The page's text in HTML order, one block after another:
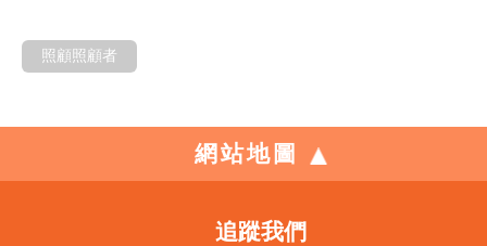
照顧照顧者
網站地圖
追蹤我們